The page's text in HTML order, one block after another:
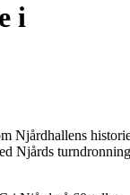
i
Njårdhallens
Njårds